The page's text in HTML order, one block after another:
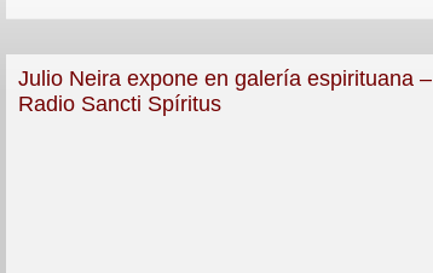
Julio Neira expone en galería espirituana –
Radio Sancti Spíritus